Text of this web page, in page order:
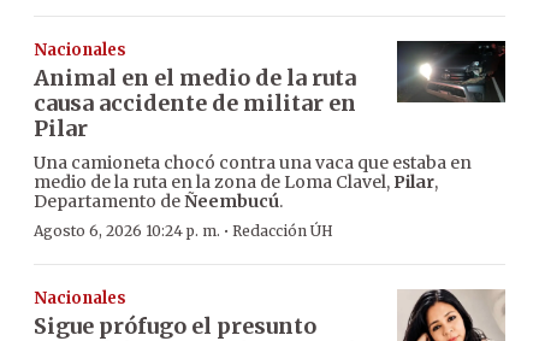
Nacionales
Animal en el medio de la ruta
causa accidente de militar en
Pilar
Una camioneta chocó contra una vaca que estaba en
medio de la ruta en la zona de Loma Clavel, Pilar,
Departamento deÑeembucú.
Agosto 6, 2026 10:24 p. m. · Redacción ÚH
Nacionales
Sigue prófugo el presunto